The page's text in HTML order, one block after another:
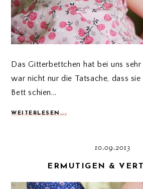
Das Gitterbettchen hat bei uns
war nicht nur die Tatsache, dass
Bett schien...
WEITERLESEN...
10.09.2013
ERMUTIGEN &